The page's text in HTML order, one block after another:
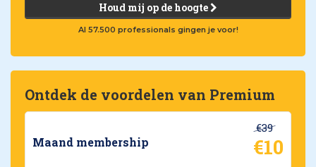
Houd mij op de hoogte
Al 57.500 professionals gingen je voor!
Ontdek de voordelen van Premium
Maand membership
€39
€10